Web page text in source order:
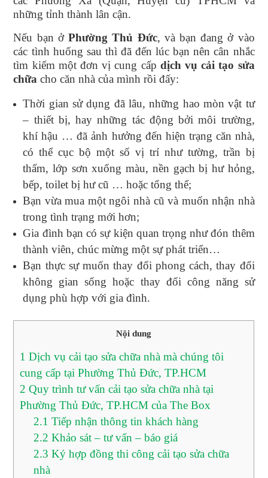
những tỉnh thành lân cận.
Nếu bạn ởPhường Thủ Đức, và bạn đang ở vào
các tình huống sau thì đã đến lúc bạn nên cân nhắc
tìm kiếm một đơn vị cung cấp dịch vụ cải tạo sửa
chữa cho căn nhà của mình rồi đấy:
Thời gian sử dụng đã lâu, những hao mòn vật tư
– thiết bị, hay những tác động bởi môi trường,
khí hậu … đã ảnh hưởng đến hiện trạng căn nhà,
có thể cục bộ một số vị trí như tường, trần bị
thấm, lớp sơn xuống màu, nền gạch bị hư hỏng,
bếp, toilet bị hư cũ … hoặc tổng thể;
Bạn vừa mua một ngôi nhà cũ và muốn nhận nhà
trong tình trạng mới hơn;
Gia đình bạn có sự kiện quan trọng như đón thêm
thành viên, chúc mừng một sự phát triển…
Bạn thực sự muốn thay đổi phong cách, thay đổi
không gian sống hoặc thay đổi công năng sử
dụng phù hợp với gia đình.
Nội dung
1 Dịch vụ cải tạo sửa chữa nhà mà chúng tôi
cung cấp tại Phường Thủ Đức, TP.HCM
2 Quy trình tư vấn cải tạo sửa chữa nhà tại
Phường Thủ Đức, TP.HCM của The Box
2.1 Tiếp nhận thông tin khách hàng
2.2 Khảo sát – tư vấn – báo giá
2.3 Ký hợp đồng thi công cải tạo sửa chữa
nhà